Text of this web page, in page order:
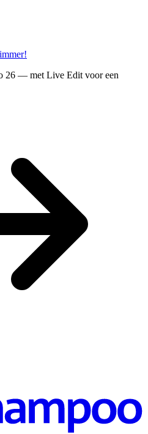
26 — met Live Edit voor een